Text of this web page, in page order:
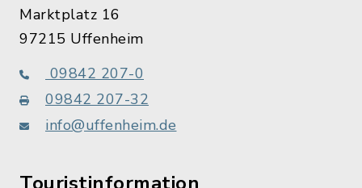
Marktplatz 16
97215 Uffenheim
09842 207-0
09842 207-32
info@uffenheim.de